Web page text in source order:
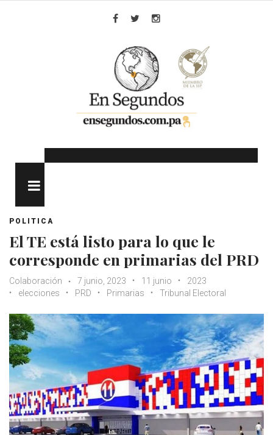
POLITICA
El TE está listo para lo que le
corresponde en primarias del PRD
Colaboración 7 junio, 2023 11 junio
2023
elecciones
PRD Primarias Tribunal Electoral